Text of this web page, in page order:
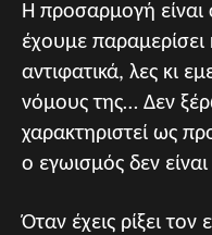
Η προσαρμογή
έχουμε παραμερίσει
αντιφατικά, λες κι
νόμους της… Δεν
χαρακτηριστεί ως
ο εγωισμός δεν
Όταν έχεις ρίξει τον